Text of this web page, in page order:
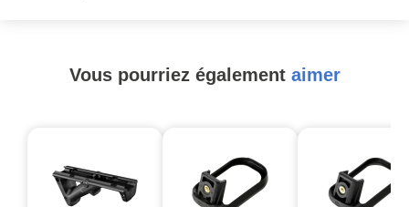
Vous pourriez également aimer